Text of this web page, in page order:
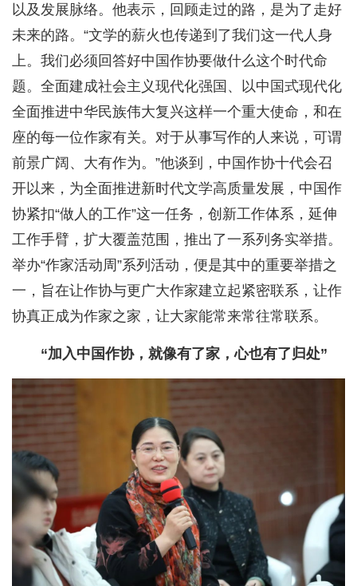
以及发展脉络。他表示，回顾走过的路，是为了走好
未来的路。“文学的薪火也传递到了我们这一代人身
上。我们必须回答好中国作协要做什么这个时代命
题。全面建成社会主义现代化强国、以中国式现代化
全面推进中华民族伟大复兴这样一个重大使命，和在
座的每一位作家有关。对于从事写作的人来说，可谓
前景广阔、大有作为。”他谈到，中国作协十代会召
开以来，为全面推进新时代文学高质量发展，中国作
协紧扣“做人的工作”这一任务，创新工作体系，延伸
工作手臂，扩大覆盖范围，推出了一系列务实举措。
举办“作家活动周”系列活动，便是其中的重要举措之
一，旨在让作协与更广大作家建立起紧密联系，让作
协真正成为作家之家，让大家能常来常往常联系。
“加入中国作协，就像有了家，心也有了归处”